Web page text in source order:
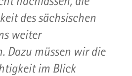
des sächsischen
weiter
Dazu müssen wir die
im Blick